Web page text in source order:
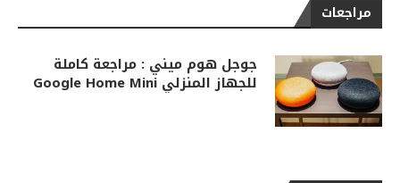
مراجعات
جوجل هوم ميني : مراجعة كاملة
للجهاز المنزلي Google Home Mini